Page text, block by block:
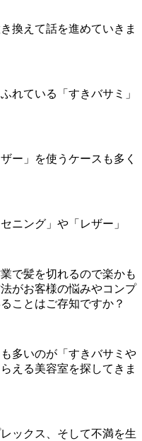
換えて話を進めていきま
れている「すきバサミ」
ー」を使うケースも多く
ニング」や「レザー」
で髪を切れるので楽かも
がお客様の悩みやコンプ
ことはご存知ですか？
多いのが「すきバサミや
える美容室を探してきま
ックス、そして不満を生